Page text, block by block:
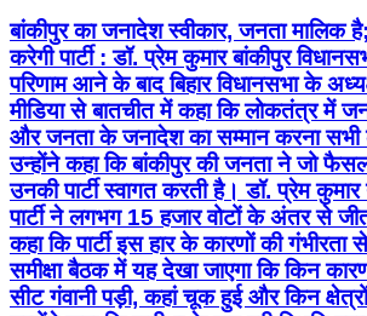
बांकीपुर का जनादेश स्वीकार, जनता मालिक है;
करेगी पार्टी : डॉ. प्रेम कुमार बांकीपुर
परिणाम आने के बाद बिहार विधानसभा के
मीडिया से बातचीत में कहा कि लोकतंत्र में
और जनता के जनादेश का सम्मान करना सभी
उन्होंने कहा कि बांकीपुर की जनता ने जो
उनकी पार्टी स्वागत करती है। डॉ. प्रेम
पार्टी ने लगभग 15 हजार वोटों के अंतर से
कहा कि पार्टी इस हार के कारणों की गंभीरता
समीक्षा बैठक में यह देखा जाएगा कि किन
सीट गंवानी पड़ी, कहां चूक हुई और किन